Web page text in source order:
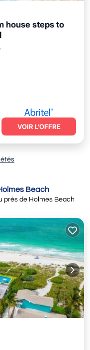
house steps to
VOIR L’OFFRE
Beach
près de Holmes Beach